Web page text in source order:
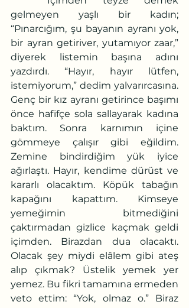
gelmeyen yaşlı bir kadın;
“Pınarcığım, şu bayanın ayranı yok,
bir ayran getiriver, yutamıyor zaar,”
diyerek listemin başına adını
yazdırdı. “Hayır, hayır lütfen,
istemiyorum,” dedim yalvarırcasına.
Genç bir kız ayranı getirince başımı
önce hafifçe sola sallayarak kadına
baktım. Sonra karnımın içine
gömmeye çalışır gibi eğildim.
Zemine bindirdiğim yük iyice
ağırlaştı. Hayır, kendime dürüst ve
kararlı olacaktım. Köpük tabağın
kapağını kapattım. Kimseye
yemeğimin bitmediğini
çaktırmadan gizlice kaçmak geldi
içimden. Birazdan dua olacaktı.
Olacak şey miydi elâlem gibi ateş
alıp çıkmak? Üstelik yemek yer
yemez. Bu fikri tamamına ermeden
veto ettim: “Yok, olmaz o.” Biraz